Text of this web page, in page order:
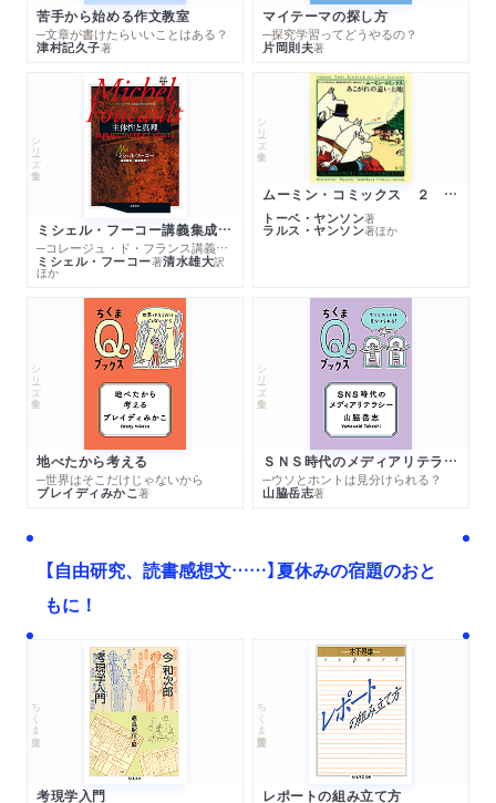
苦手から始める作文教室
─文章が書けたらいいことはある？
津村記久子著
マイテーマの探し方
─探究学習ってどうやるの？
片岡則夫著
シリーズ・全集
ミシェル・フーコー講義集成１０ 主体性と真理
─コレージュ・ド・フランス講義１９８０－１９８１年度
ミシェル・フーコー著清水雄大訳
ほか
シリーズ・全集
ムーミン・コミックス ２ あこがれの遠い土地
トーベ・ヤンソン著
ラルス・ヤンソン著ほか
シリーズ・全集
地べたから考える
─世界はそこだけじゃないから
ブレイディみかこ著
シリーズ・全集
ＳＮＳ時代のメディアリテラシー
─ウソとホントは見分けられる？
山脇岳志著
【自由研究、読書感想文……】夏休みの宿題のおと
もに！
ちくま文庫
考現学入門
ちくま学芸文庫
レポートの組み立て方